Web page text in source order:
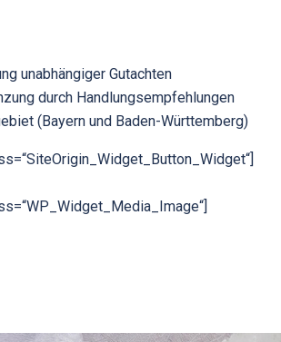
unabhängiger Gutachten
durch Handlungsempfehlungen
(Bayern und Baden-Württemberg)